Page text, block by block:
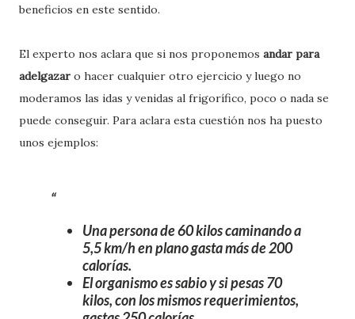
beneficios en este sentido.
El experto nos aclara que si nos proponemos andar para
adelgazar o hacer cualquier otro ejercicio y luego no
moderamos las idas y venidas al frigorífico, poco o nada se
puede conseguir. Para aclara esta cuestión nos ha puesto
unos ejemplos:
Una persona de 60 kiloscaminando a
5,5 km/h en plano gasta más de 200
calorías.
El organismo es sabio ysi pesas 70
kilos, con los mismos requerimientos,